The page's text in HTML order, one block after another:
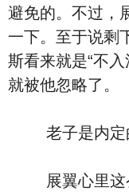
避免的。不过，
一下。至于说剩
斯看来就是“不入
就被他忽略了。
老子是内定
展翼心里这么